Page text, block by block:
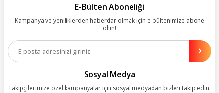
kolay, kusursuz ve keyifli bir alışveriş yolculuğu sunarken deneyiminize
olanakları sunuyoruz. Çalışmalarımızı müşterilerimizin memnuniyetini
esas alarak yürütüyoruz.
E-Bülten Aboneliği
Kampanya ve yeniliklerden haberdar olmak için e-bültenimize abone
olun!
Sosyal Medya
Takipçilerimize özel kampanyalar için sosyal medyadan bizleri takip edin.